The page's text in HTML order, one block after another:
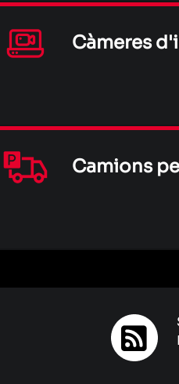
Càmeres
Camions